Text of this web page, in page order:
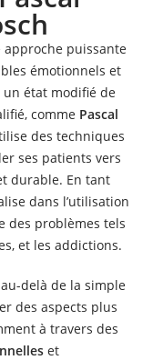
puissante
émotionnels et
état modifié de
comme Pascal
des techniques
ses patients vers
durable. En tant
dans l’utilisation
des problèmes tels
et les addictions.
delà de la simple
des aspects plus
à travers des
et